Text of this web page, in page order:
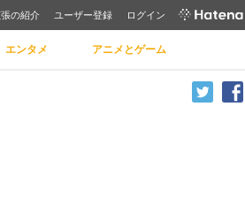
の紹介 ユーザー登録 ログイン
エンタメ アニメとゲーム